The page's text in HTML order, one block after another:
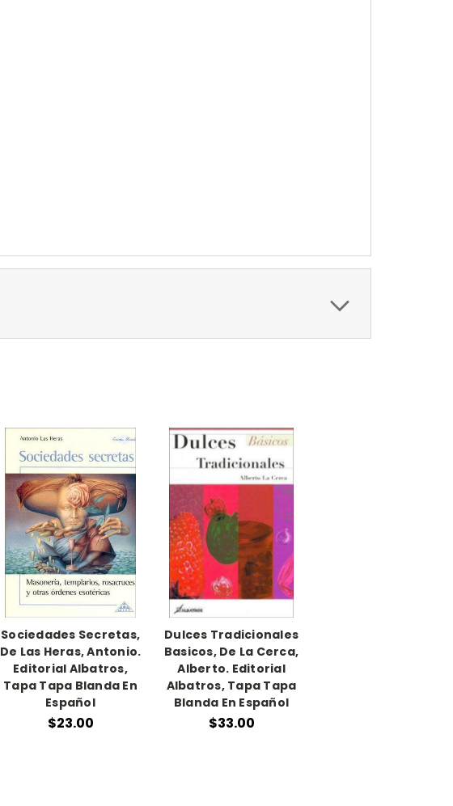
Sociedades Secretas,
De Las Heras, Antonio.
Editorial Albatros,
Tapa Tapa Blanda En
Español
$23.00
Dulces Tradicionales
Basicos, De La Cerca,
Alberto. Editorial
Albatros, Tapa Tapa
Blanda En Español
$33.00